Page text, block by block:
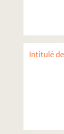
Intitulé
M-
M-